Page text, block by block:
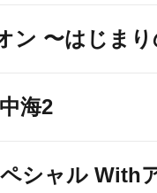
ン 〜はじま
海2
シャル With